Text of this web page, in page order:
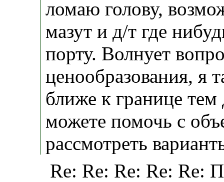
ломаю голову,
мазут и д/т где
порту. Волнует
ценообразования, я
ближе к границе
можете помочь с
рассмотреть
Re: Re: Re: Re: Re: